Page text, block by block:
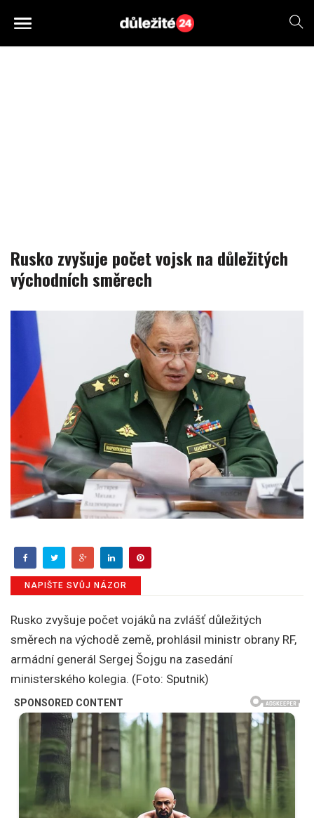
Rusko zvyšuje počet vojsk na důležitých
východních směrech
NAPIŠTE SVŮJ NÁZOR
Rusko zvyšuje počet vojáků na zvlášť důležitých
směrech na východě země, prohlásil ministr obrany RF,
armádní generál Sergej Šojgu na zasedání
ministerského kolegia. (Foto: Sputnik)